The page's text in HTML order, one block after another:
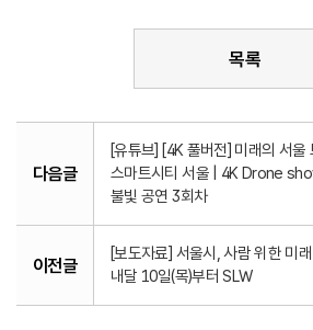
목록
다음글
[유튜브] [4K 풀버전] 미래의 서울
스마트시티 서울 | 4K Drone
불빛 공연 3회차
이전글
[보도자료] 서울시, 사람 위한 미
내달 10일(목)부터 SLW